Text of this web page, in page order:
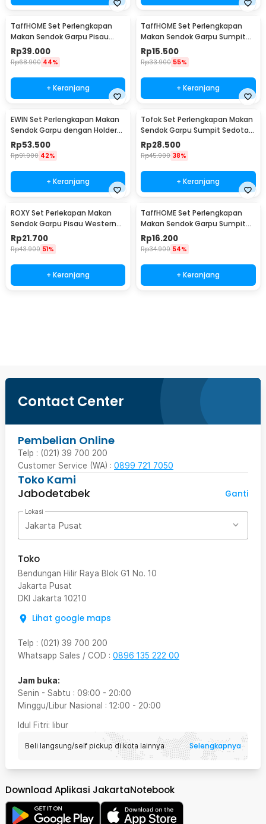
TaffHOME Set Perlengkapan
Makan Sendok Garpu Pisau
Sumpit 8 PCS - EA02300
Rp39.000
Rp68.900 44%
+ Keranjang
TaffHOME Set Perlengkapan
Makan Sendok Garpu Sumpit
Pouch Cutlery Set - T1
Rp15.500
Rp33.900 55%
+ Keranjang
EWIN Set Perlengkapan Makan
Sendok Garpu dengan Holder
Angsa Swan Rack - NP311
Rp53.500
Rp91.900 42%
+ Keranjang
Tofok Set Perlengkapan Makan
Sendok Garpu Sumpit Sedotan
dengan Pouch - T5
Rp28.500
Rp45.900 38%
+ Keranjang
ROXY Set Perlekapan Makan
Sendok Garpu Pisau Western
Cutlery Set 4 PCS - C24
Rp21.700
Rp43.900 51%
+ Keranjang
TaffHOME Set Perlengkapan
Makan Sendok Garpu Sumpit
Sedotan with Pouch - T10
Rp16.200
Rp34.900 54%
+ Keranjang
Contact Center
Pembelian Online
Telp : (021) 39 700 200
Customer Service (WA) : 0899 721 7050
Toko Kami
Jabodetabek
Ganti
Lokasi
Jakarta Pusat
Toko
Bendungan Hilir Raya Blok G1 No. 10
Jakarta Pusat
DKI Jakarta 10210
Lihat google maps
Telp : (021) 39 700 200
Whatsapp Sales / COD : 0896 135 222 00
Jam buka:
Senin - Sabtu : 09:00 - 20:00
Minggu/Libur Nasional : 12:00 - 20:00
Idul Fitri: libur
Beli langsung/self pickup di kota lainnya Selengkapnya
Download Aplikasi JakartaNotebook